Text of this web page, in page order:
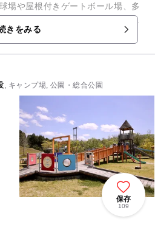
場や屋根付きゲートボール場、多
ルフ場、合宿なども行える宿泊施
きをみる
, キャンプ場, 公園・総合公園
保存
109